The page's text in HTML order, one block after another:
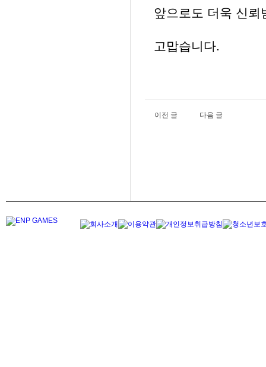
앞으로도 더욱 신뢰
고맙습니다.
이전 글 다음 글